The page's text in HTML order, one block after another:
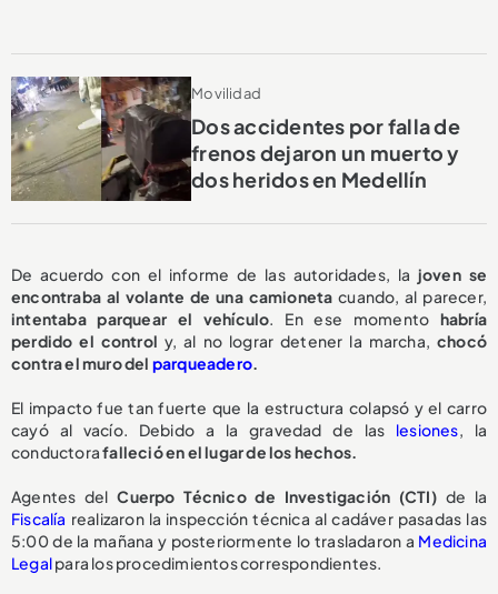
Movilidad
Dos accidentes por falla de
frenos dejaron un muerto y
dos heridos en Medellín
De acuerdo con el informe de las autoridades, la joven se
encontraba al volante de una camioneta cuando, al parecer,
intentaba parquear el vehículo . En ese momento habría
perdido el control y, al no lograr detener la marcha, chocó
contra el muro del parqueadero
El impacto fue tan fuerte que la estructura colapsó y el carro
cayó al vacío. Debido a la gravedad de las lesiones , la
conductorafalleció en el lugar de los hechos.
Agentes delCuerpo Técnico de Investigación (CTI)de la
Fiscalía realizaron la inspección técnica al cadáver pasadas las
5:00 de la mañana y posteriormente lo trasladaron a Medicina
Legalpara los procedimientos correspondientes.